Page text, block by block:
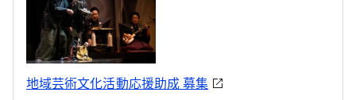
地域芸術文化活動応援助成 募集